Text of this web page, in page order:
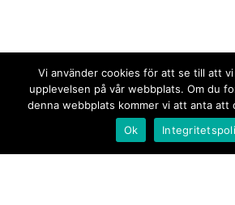
Vi använder cookies för att se till att
upplevelsen på vår webbplats. Om du
denna webbplats kommer vi att anta att
Ok